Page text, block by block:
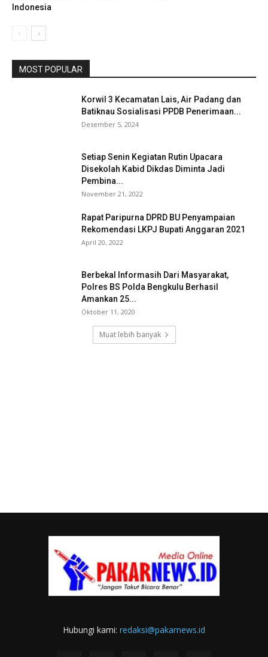
Indonesia
MOST POPULAR
Korwil 3 Kecamatan Lais, Air Padang dan
Batiknau Sosialisasi PPDB Penerimaan...
Desember 5, 2024
Setiap Senin Kegiatan Rutin Upacara
Disekolah Kabid Dikdas Diminta Jadi
Pembina...
November 21, 2022
Rapat Paripurna DPRD BU Penyampaian
Rekomendasi LKPJ Bupati Anggaran 2021
April 20, 2022
Berbekal Informasih Dari Masyarakat,
Polres BS Polda Bengkulu Berhasil
Amankan 25...
Oktober 11, 2020
Muat lebih banyak
Hubungi kami: redaksi@pakarnews.id